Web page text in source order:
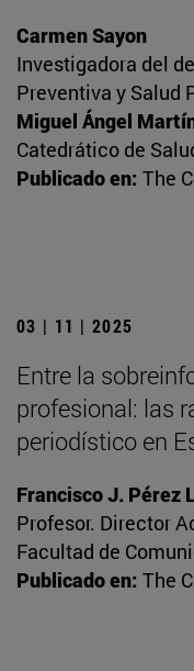
Carmen Sayon
Investigadora del
Preventiva y Salud
Miguel Ángel
Catedrático de
Publicado en: The
03 | 11 | 2025
Entre la
profesional: las
periodístico en
Francisco J. Pérez
Profesor. Director
Facultad de
Publicado en: The